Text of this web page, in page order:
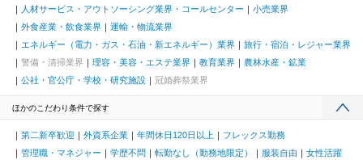
人材サービス・アウトソーシング業界・コールセンター
小売業界
外食産業・飲食業界
運輸・物流業界
エネルギー（電力・ガス・石油・新エネルギー）業界
旅行・宿泊・レジャー業界
警備・清掃業界
理容・美容・エステ業界 教育業界
農林水産・鉱業
公社・官公庁・学校・研究施設
冠婚葬祭業界
ほかのこだわり条件で探す
第二新卒歓迎 外資系企業 年間休日120日以上
フレックス勤務
管理職・マネジャー
学歴不問 転勤なし（勤務地限定） 服装自由
女性活躍